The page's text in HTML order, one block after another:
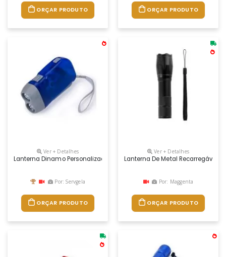
ORÇAR PRODUTO ORÇAR PRODUTO
Ver + Detalhes
Lanterna Dinamo Personalizada. Esse Modelo Dispensa O Uso De
Por: Servgela
ORÇAR PRODUTO
Ver + Detalhes
Lanterna De Metal Recarregável
Por: Maggenta
ORÇAR PRODUTO